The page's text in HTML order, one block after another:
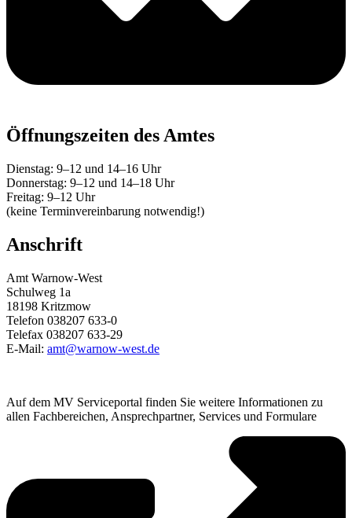
Öffnungszeiten des Amtes
Dienstag: 9–12 und 14–16 Uhr
Donnerstag: 9–12 und 14–18 Uhr
Freitag: 9–12 Uhr
(keine Terminvereinbarung notwendig!)
Anschrift
Amt Warnow-West
Schulweg 1a
18198 Kritzmow
Telefon 038207 633-0
Telefax 038207 633-29
E-Mail: amt@warnow-west.de
Auf dem MV Serviceportal finden Sie weitere Informationen zu
allen Fachbereichen, Ansprechpartner, Services und Formulare